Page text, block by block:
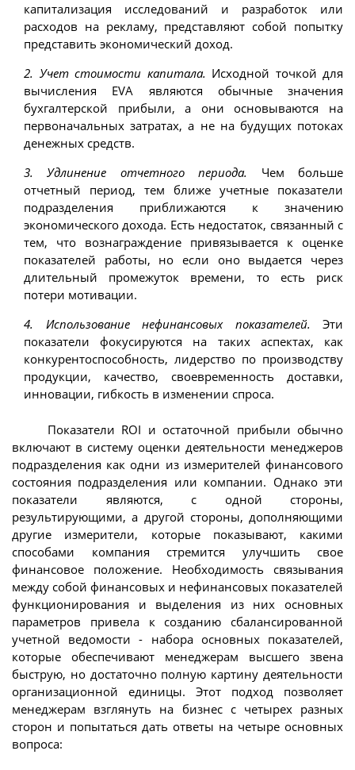
капитализация исследований и разработок или
расходов на рекламу, представляют собой попытку
представить экономический доход.
2. Учет стоимости капитала. Исходной точкой для
вычисления EVA являются обычные значения
бухгалтерской прибыли, а они основываются на
первоначальных затратах, а не на будущих потоках
денежных средств.
3. Удлинение отчетного периода.
Чем больше
отчетный период, тем ближе учетные показатели
подразделения приближаются к значению
экономического дохода. Есть недостаток, связанный с
тем, что вознаграждение привязывается к оценке
показателей работы, но если оно выдается через
длительный промежуток времени, то есть риск
потери мотивации.
4. Использование нефинансовых показателей. Эти
показатели фокусируются на таких аспектах, как
конкурентоспособность, лидерство по производству
продукции, качество, своевременность доставки,
инновации, гибкость в изменении спроса.
Показатели ROI и остаточной прибыли обычно
включают в систему оценки деятельности менеджеров
подразделения как одни из измерителей финансового
состояния подразделения или компании. Однако эти
показатели являются, с одной стороны,
результирующими, а другой стороны, дополняющими
другие измерители, которые показывают, какими
способами компания стремится улучшить свое
финансовое положение. Необходимость связывания
между собой финансовых и нефинансовых показателей
функционирования и выделения из них основных
параметров привела к созданию сбалансированной
учетной ведомости - набора основных показателей,
которые обеспечивают менеджерам высшего звена
быструю, но достаточно полную картину деятельности
организационной единицы. Этот подход позволяет
менеджерам взглянуть на бизнес с четырех разных
сторон и попытаться дать ответы на четыре основных
вопроса: